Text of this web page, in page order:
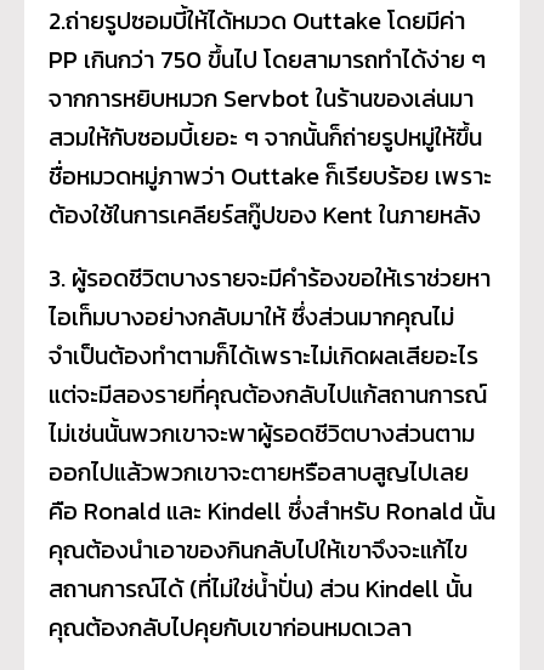
2.ถ่ายรูปซอมบี้ให้ได้หมวด Outtake โดยมีค่า
PP เกินกว่า 750 ขึ้นไป โดยสามารถทำได้ง่าย ๆ
จากการหยิบหมวก Servbot ในร้านของเล่นมา
สวมให้กับซอมบี้เยอะ ๆ จากนั้นก็ถ่ายรูปหมู่ให้ขึ้น
ชื่อหมวดหมู่ภาพว่า Outtake ก็เรียบร้อย เพราะ
ต้องใช้ในการเคลียร์สกู๊ปของ Kent ในภายหลัง
3. ผู้รอดชีวิตบางรายจะมีคำร้องขอให้เราช่วยหา
ไอเท็มบางอย่างกลับมาให้ ซึ่งส่วนมากคุณไม่
จำเป็นต้องทำตามก็ได้เพราะไม่เกิดผลเสียอะไร
แต่จะมีสองรายที่คุณต้องกลับไปแก้สถานการณ์
ไม่เช่นนั้นพวกเขาจะพาผู้รอดชีวิตบางส่วนตาม
ออกไปแล้วพวกเขาจะตายหรือสาบสูญไปเลย
คือ Ronald และ Kindell ซึ่งสำหรับ Ronald นั้น
คุณต้องนำเอาของกินกลับไปให้เขาจึงจะแก้ไข
สถานการณ์ได้ (ที่ไม่ใช่น้ำปั่น) ส่วน Kindell นั้น
คุณต้องกลับไปคุยกับเขาก่อนหมดเวลา